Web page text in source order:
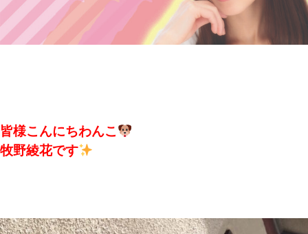
皆様こんにちわんこ
牧野綾花です